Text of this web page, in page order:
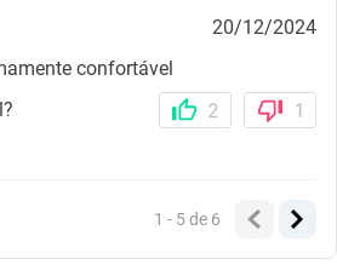
20/12/2024
confortável
2 1
1 - 5de 6